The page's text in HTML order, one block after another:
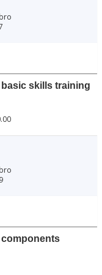
skills training
components